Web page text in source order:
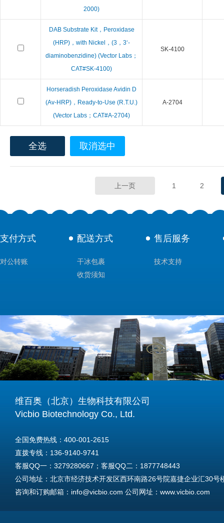
2000)
DAB Substrate Kit，Peroxidase
(HRP)，with Nickel，(3，3‘-
diaminobenzidine) (Vector Labs；
CAT#SK-4100)
SK-4100
Horseradish Peroxidase Avidin D
(Av-HRP)，Ready-to-Use (R.T.U.)
(Vector Labs；CAT#A-2704)
A-2704
全选 取消选中
上一页 1 2
支付方式
对公转账
配送方式
干冰包裹
收货须知
售后服务
技术支持
维百奥（北京）生物科技有限公司
Vicbio Biotechnology Co., Ltd.
全国免费热线：400-001-2615
直拨专线：136-9140-9741
客服QQ一：3279280667；客服QQ二：1877748443
公司地址：北京市经济技术开发区西环南路26号院嘉捷企业汇30号
咨询和订购邮箱：info@vicbio.com 公司网址：www.vicbio.com